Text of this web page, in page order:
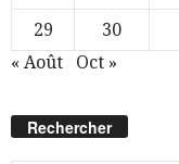
29
30
« Août
Oct »
Rechercher